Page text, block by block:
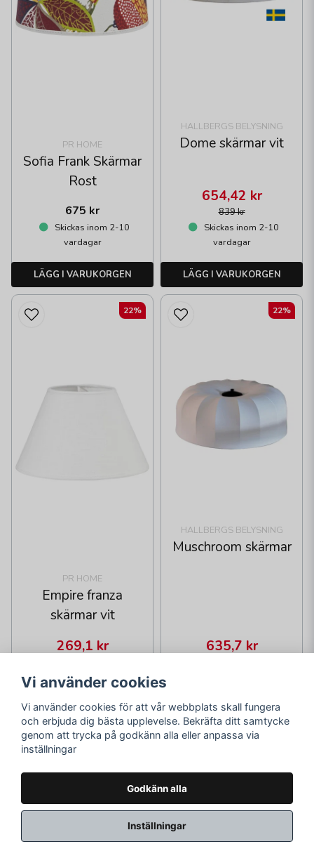
PR HOME
Sofia Frank Skärmar
Rost
675 kr
Skickas inom 2-10
vardagar
LÄGG I VARUKORGEN
HALLBERGS BELYSNING
Dome skärmar vit
839 kr
654,42 kr
Skickas inom 2-10
vardagar
LÄGG I VARUKORGEN
PR HOME
Empire franza
skärmar vit
269,1 kr
Skickas inom 1-2
vardagar
LÄGG I VARUKORGEN
22%
HALLBERGS BELYSNING
Muschroom skärmar
635,7 kr
LÄGG I VARUKORGEN
22%
Vi använder cookies
Vi använder cookies för att vår webbplats skall fungera
och erbjuda dig bästa upplevelse. Bekräfta ditt samtycke
genom att trycka på godkänn alla eller anpassa via
inställningar
Godkänn alla
Inställningar